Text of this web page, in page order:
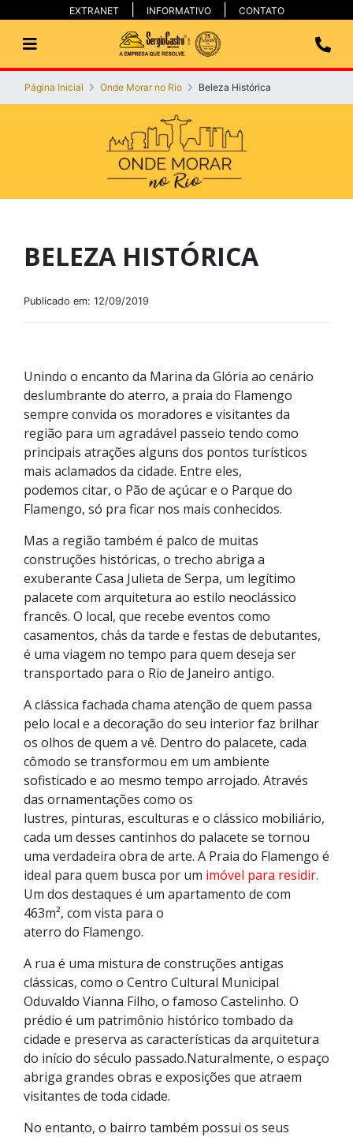
EXTRANET INFORMATIVO CONTATO
Página Inicial Onde Morar no Rio Beleza Histórica
BELEZA HISTÓRICA
Publicado em: 12/09/2019
Unindo o encanto da Marina da Glória ao cenário
deslumbrante do aterro, a praia do Flamengo
sempre convida os moradores e visitantes da
região para um agradável passeio tendo como
principais atrações alguns dos pontos turísticos
mais aclamados da cidade. Entre eles,
podemos citar, o Pão de açúcar e o Parque do
Flamengo, só pra ficar nos mais conhecidos.
Mas a região também é palco de muitas
construções históricas, o trecho abriga a
exuberante Casa Julieta de Serpa, um legítimo
palacete com arquitetura ao estilo neoclássico
francês. O local, que recebe eventos como
casamentos, chás da tarde e festas de debutantes,
é uma viagem no tempo para quem deseja ser
transportado para o Rio de Janeiro antigo.
A clássica fachada chama atenção de quem passa
pelo local e a decoração do seu interior faz brilhar
os olhos de quem a vê. Dentro do palacete, cada
cômodo se transformou em um ambiente
sofisticado e ao mesmo tempo arrojado. Através
das ornamentações como os
lustres, pinturas, esculturas e o clássico mobiliário,
cada um desses cantinhos do palacete se tornou
uma verdadeira obra de arte. A Praia do Flamengo é
ideal para quem busca por um imóvel para residir.
Um dos destaques é um apartamento de com
463m², com vista para o
aterro do Flamengo.
A rua é uma mistura de construções antigas
clássicas, como o Centro Cultural Municipal
Oduvaldo Vianna Filho, o famoso Castelinho. O
prédio é um patrimônio histórico tombado da
cidade e preserva as características da arquitetura
do início do século passado.Naturalmente, o espaço
abriga grandes obras e exposições que atraem
visitantes de toda cidade.
No entanto, o bairro também possui os seus